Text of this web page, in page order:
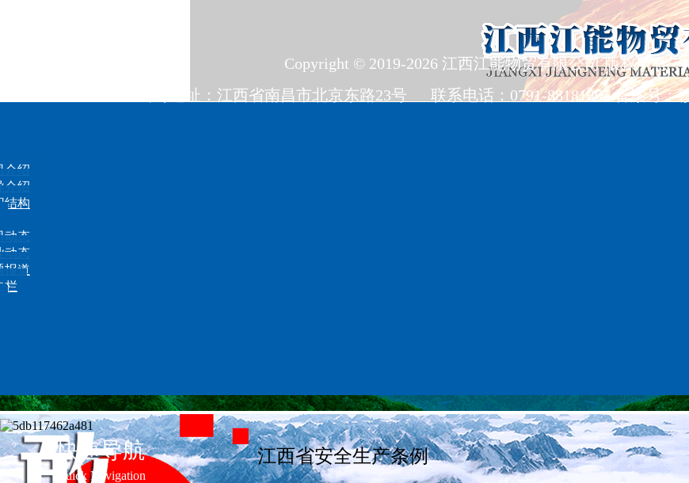
介绍
介绍
结构
动态
动态
报道
栏
快速导航
Quick Navigation
江西省安全生产条例
Copyright © 2019-2026 江西江能物贸有限公司 版权所有
公司地址：江西省南昌市北京东路23号 联系电话：0791-88181805 备案号：